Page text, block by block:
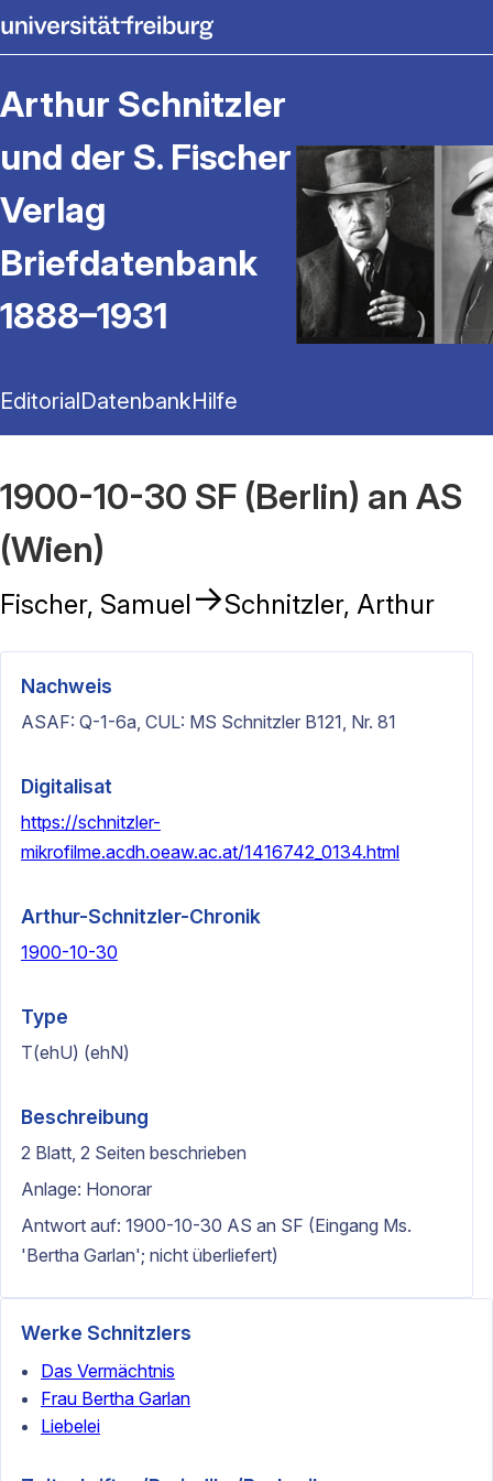
Arthur Schnitzler
und der S. Fischer
Verlag
Briefdatenbank
1888–1931
EditorialDatenbankHilfe
1900-10-30 SF (Berlin) an AS
(Wien)
Fischer, Samuel →Schnitzler, Arthur
Nachweis
ASAF: Q-1-6a, CUL: MS Schnitzler B121, Nr. 81
Digitalisat
https://schnitzler-
mikrofilme.acdh.oeaw.ac.at/1416742_0134.html
Arthur-Schnitzler-Chronik
1900-10-30
Type
T(ehU) (ehN)
Beschreibung
2 Blatt, 2 Seiten beschrieben
Anlage: Honorar
Antwort auf: 1900-10-30 AS an SF (Eingang Ms.
'Bertha Garlan'; nicht überliefert)
Werke Schnitzlers
Das Vermächtnis
Frau Bertha Garlan
Liebelei